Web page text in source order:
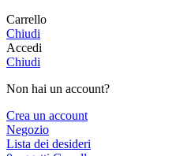
Carrello
Chiudi
Accedi
Chiudi
Non hai un account?
Crea un account
Negozio
Lista dei desideri